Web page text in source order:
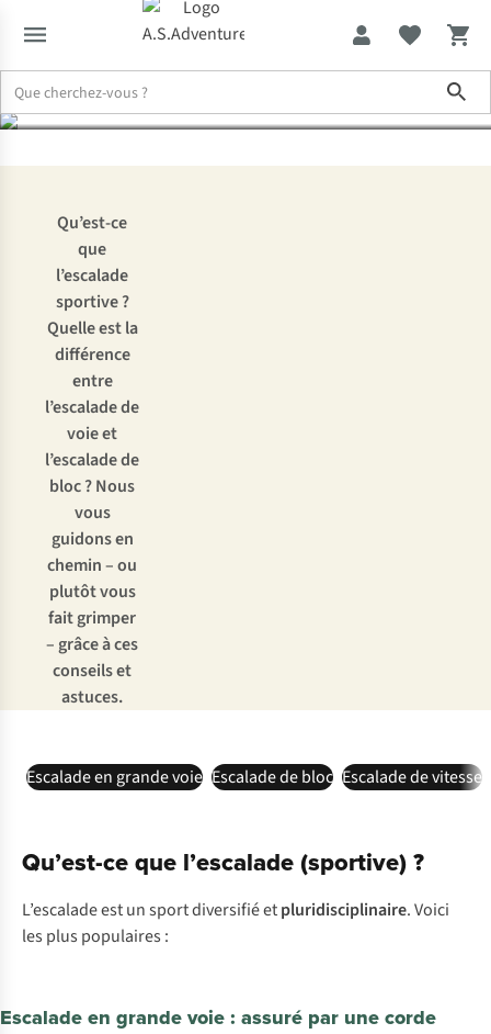
débutants
Qu’est-ce
que
l’escalade
sportive ?
Quelle est la
différence
entre
l’escalade de
voie et
l’escalade de
bloc ? Nous
vous
guidons en
chemin – ou
plutôt vous
fait grimper
– grâce à ces
conseils et
astuces.
Escalade en grande voie Escalade de bloc Escalade de vitesse
Qu’est-ce que l’escalade (sportive) ?
L’escalade est un sport diversifié etpluridisciplinaire. Voici
les plus populaires :
Escalade en grande voie : assuré par une corde